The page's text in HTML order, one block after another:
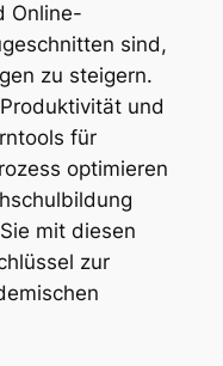
Online-
sind,
zu steigern.
und
für
optimieren
mit diesen
zur